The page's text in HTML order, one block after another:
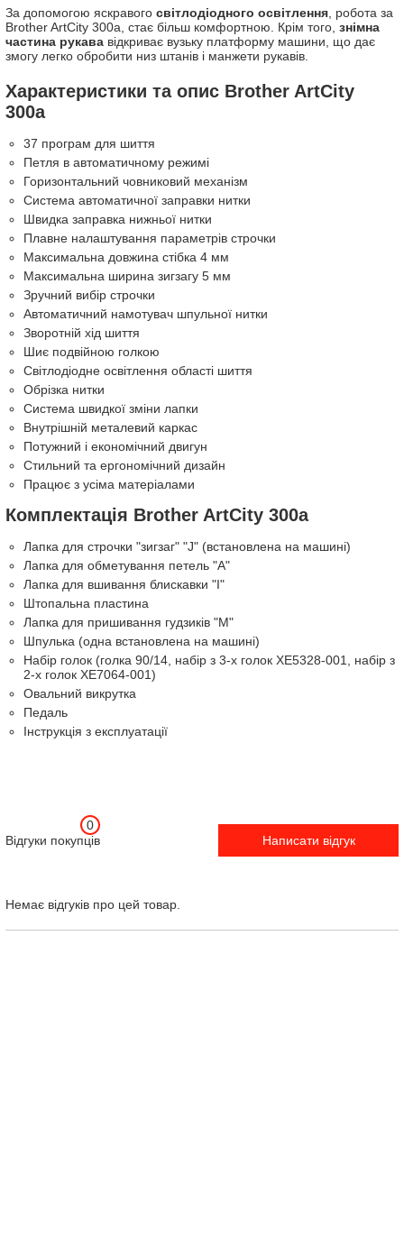
За допомогою яскравого світлодіодного освітлення , робота за
Brother ArtCity 300a, стає більш комфортною. Крім того, знімна
частина рукава відкриває вузьку платформу машини, що дає
змогу легко обробити низ штанів і манжети рукавів.
Характеристики та опис Brother ArtCity
300a
37 програм для шиття
Петля в автоматичному режимі
Горизонтальний човниковий механізм
Система автоматичної заправки нитки
Швидка заправка нижньої нитки
Плавне налаштування параметрів строчки
Максимальна довжина стібка 4 мм
Максимальна ширина зигзагу 5 мм
Зручний вибір строчки
Автоматичний намотувач шпульної нитки
Зворотній хід шиття
Шиє подвійною голкою
Світлодіодне освітлення області шиття
Обрізка нитки
Система швидкої зміни лапки
Внутрішній металевий каркас
Потужний і економічний двигун
Стильний та ергономічний дизайн
Працює з усіма матеріалами
Комплектація Brother ArtCity 300a
Лапка для строчки "зигзаг" "J" (встановлена на машині)
Лапка для обметування петель "А"
Лапка для вшивання блискавки "I"
Штопальна пластина
Лапка для пришивання гудзиків "M"
Шпулька (одна встановлена на машині)
Набір голок (голка 90/14, набір з 3-х голок XE5328-001, набір з
2-х голок XE7064-001)
Овальний викрутка
Педаль
Інструкція з експлуатації
Відгуки покупців
0
Написати відгук
Немає відгуків про цей товар.